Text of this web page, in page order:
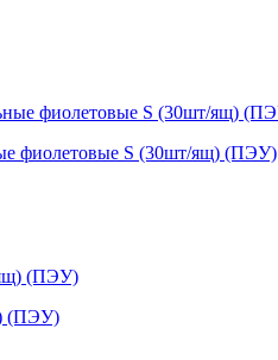
фиолетовые S (30шт/ящ) (ПЭУ)
(ПЭУ)